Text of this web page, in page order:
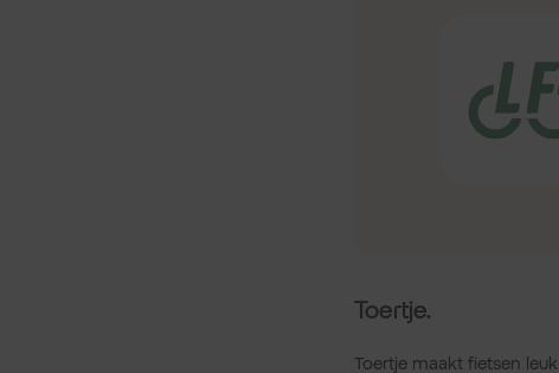
Toertje.
Toertje maakt fietsen